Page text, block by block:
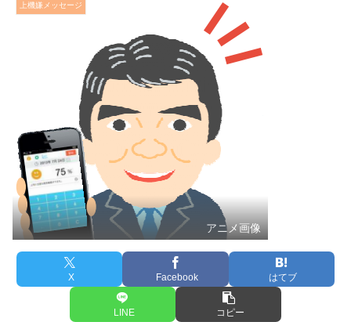
上機嫌メッセージ
アニメ画像
X Facebook はてブ
LINE コピー